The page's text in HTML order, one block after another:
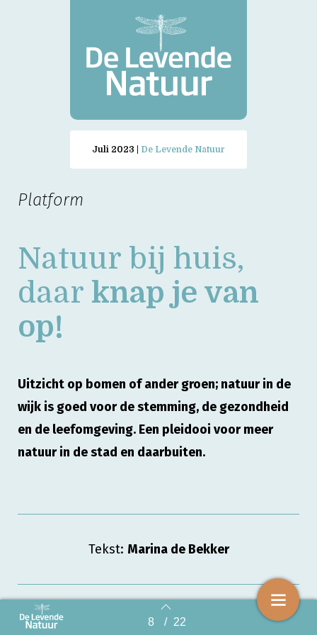
Back to index 8 / 22
Juli 2023 | De Levende Natuur
Platform
Natuur bij huis,
daar knap je van
op!
Uitzicht op bomen of ander groen; natuur in de
wijk is goed voor de stemming, de gezondheid
en de leefomgeving. Een pleidooi voor meer
natuur in de stad en daarbuiten.
Tekst: Marina de Bekker
Vijf puttertjes scharrelen door het gras en